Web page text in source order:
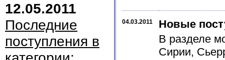
12.05.2011
Последние
поступления в
04.03.2011
Новые
В разделе
Сирии,